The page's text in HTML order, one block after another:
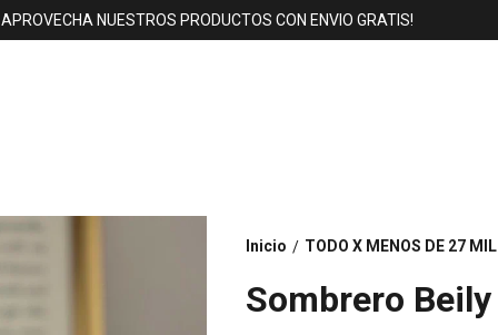
APROVECHA NUESTROS PRODUCTOS CON ENVIO GRATIS!
Inicio / TODO X MENOS DE 27 MIL
Sombrero Beily